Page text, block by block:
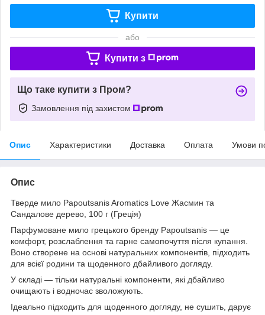
Купити
або
Купити з
Що таке купити з Пром?
Замовлення під захистом
Опис Характеристики Доставка Оплата Умови
Опис
Тверде мило Papoutsanis Aromatics Love Жасмин та
Сандалове дерево, 100 г (Греція)
Парфумоване мило грецького бренду Papoutsanis — це
комфорт, розслаблення та гарне самопочуття після купання.
Воно створене на основі натуральних компонентів, підходить
для всієї родини та щоденного дбайливого догляду.
У складі — тільки натуральні компоненти, які дбайливо
очищають і водночас зволожують.
Ідеально підходить для щоденного догляду, не сушить, дарує